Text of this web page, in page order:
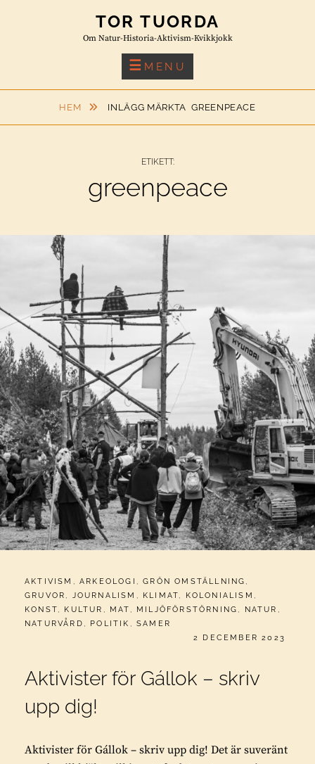
TOR TUORDA
Om Natur-Historia-Aktivism-Kvikkjokk
MENU
HEM INLÄGG MÄRKTAGREENPEACE
ETIKETT:
greenpeace
CATEGORIES:
AKTIVISM ,ARKEOLOGI ,GRÖN OMSTÄLLNING ,
GRUVOR , JOURNALISM , KLIMAT, KOLONIALISM ,
KONST, KULTUR , MAT , MILJÖFÖRSTÖRNING , NATUR ,
NATURVÅRD , POLITIK ,SAMER
PUBLICERAT
2 DECEMBER 2023
Aktivister för Gállok – skriv
upp dig!
Aktivister för Gállok – skriv upp dig! Det är suveränt